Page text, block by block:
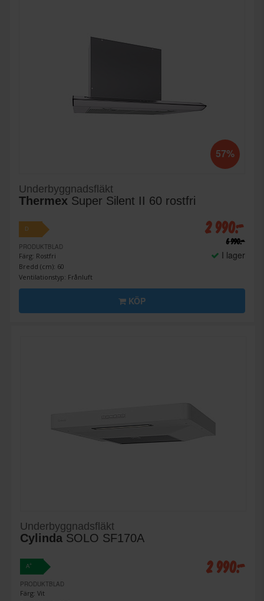
57%
Underbyggnadsfläkt
Thermex Super Silent II 60 rostfri
D
PRODUKTBLAD
Färg: Rostfri
Bredd (cm): 60
Ventilationstyp: Frånluft
2 990:-
6 990:-
I lager
KÖP
Underbyggnadsfläkt
Cylinda SOLO SF170A
A+
PRODUKTBLAD
Färg: Vit
2 990:-